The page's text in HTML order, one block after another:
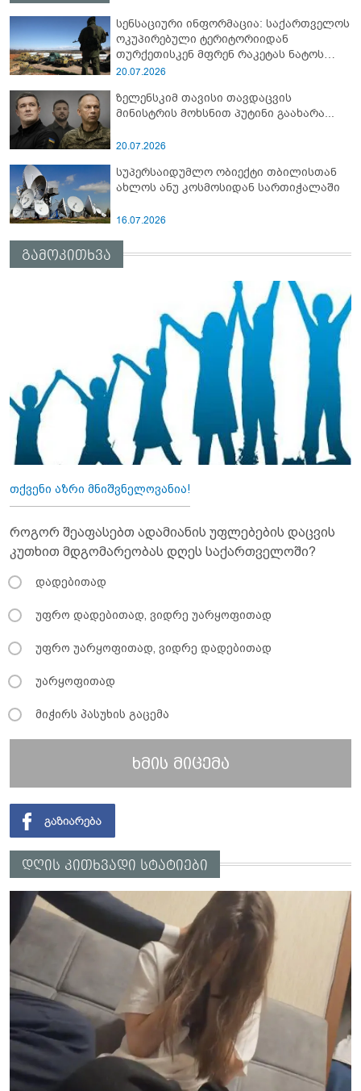
სენსაციური ინფორმაცია: საქართველოს
ოკუპირებული ტერიტორიიდან
თურქეთისკენ მფრენ რაკეტას ნატოს
სამიტი კინაღამ ჩაუშლია
20.07.2026
ზელენსკიმ თავისი თავდაცვის
მინისტრის მოხსნით პუტინი გაახარა...
20.07.2026
სუპერსაიდუმლო ობიექტი თბილისთან
ახლოს ანუ კოსმოსიდან სართიჭალაში
16.07.2026
გამოკითხვა
თქვენი აზრი მნიშვნელოვანია!
როგორ შეაფასებთ ადამიანის უფლებების დაცვის
კუთხით მდგომარეობას დღეს საქართველოში?
დადებითად
უფრო დადებითად, ვიდრე უარყოფითად
უფრო უარყოფითად, ვიდრე დადებითად
უარყოფითად
მიჭირს პასუხის გაცემა
ხმის მიცემა
დღის კითხვადი სტატიები